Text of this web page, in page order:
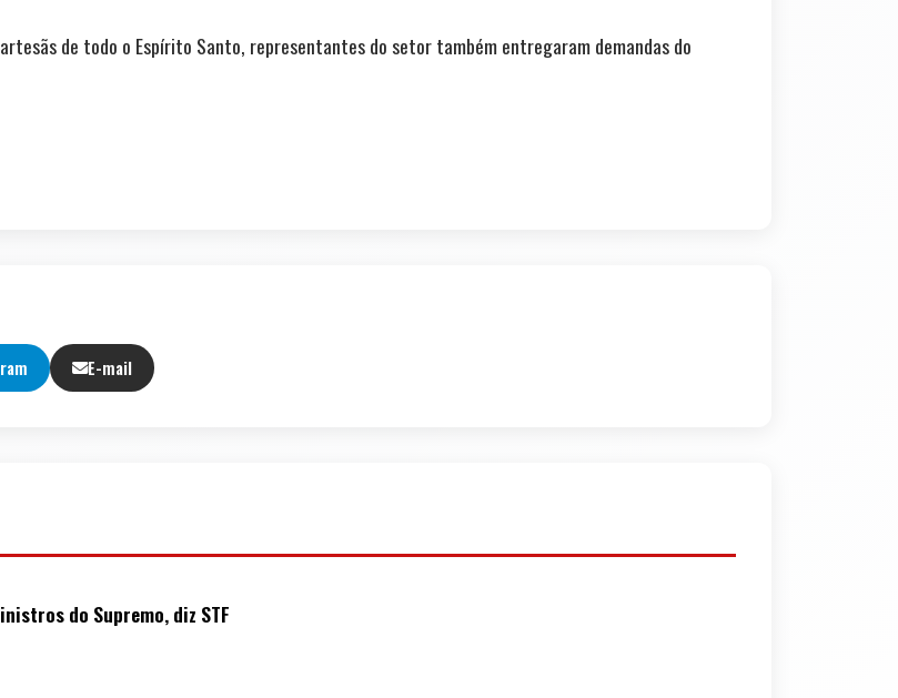
de todo o Espírito Santo, representantes do setor também entregaram demandas do
E-mail
do Supremo, diz STF